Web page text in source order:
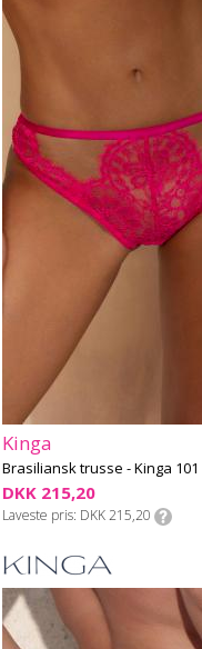
Kinga
Brasiliansk trusse - Kinga 101
DKK 215,20
Laveste pris DKK 215,20